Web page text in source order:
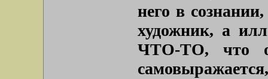
него в
художник, а
ЧТО-ТО, что